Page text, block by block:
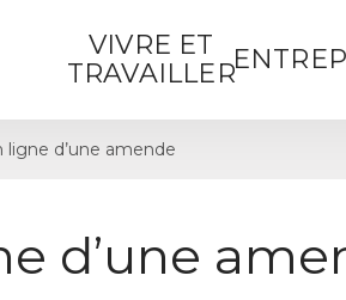
VIVRE ET
TRAVAILLER
d’une amende
d’une